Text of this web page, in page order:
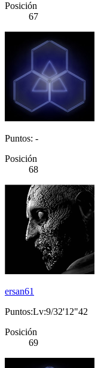
Posición
67
Puntos: -
Posición
68
ersan61
Puntos:Lv:9/32'12"42
Posición
69